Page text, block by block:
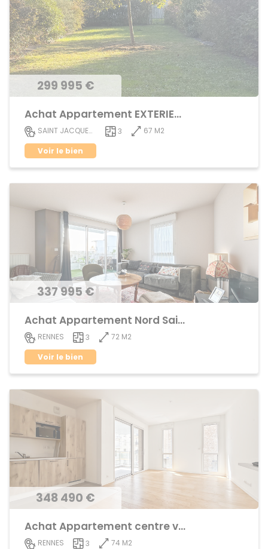
299 995 €
Achat Appartement EXTERIEUR
SAINT JACQUES DE LA LANDE 3
67 M2
Voir le bien
337 995 €
Achat Appartement Nord Saint-Martin
RENNES 3
72 M2
Voir le bien
348 490 €
Achat Appartement centre ville
RENNES 3
74 M2